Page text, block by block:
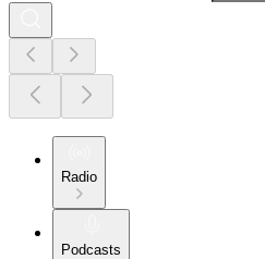
Radio
Podcasts